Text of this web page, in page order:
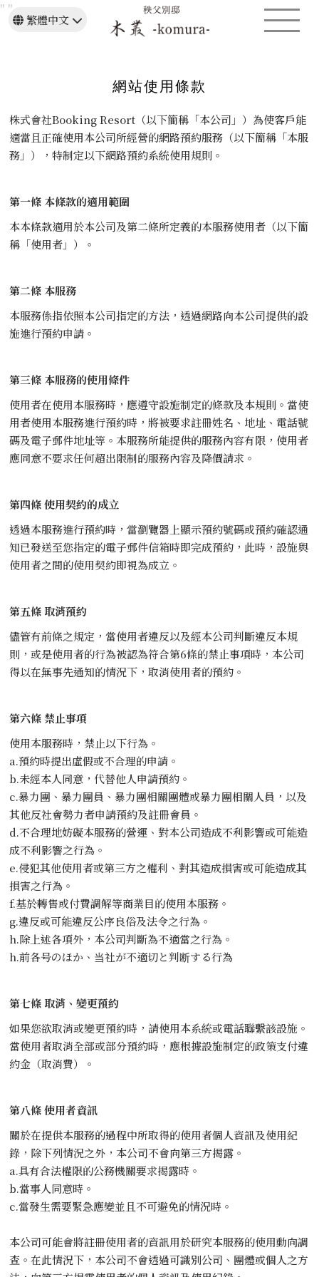
" "
繁體中文
網站使用條款
株式會社Booking Resort（以下簡稱「本公司」）為使客戶能
適當且正確使用本公司所經營的網路預約服務（以下簡稱「本服
務」），特制定以下網路預約系統使用規則。
第一條 本條款的適用範圍
本本條款適用於本公司及第二條所定義的本服務使用者（以下簡
稱「使用者」）。
第二條 本服務
本服務係指依照本公司指定的方法，透過網路向本公司提供的設
施進行預約申請。
第三條 本服務的使用條件
使用者在使用本服務時，應遵守設施制定的條款及本規則。當使
用者使用本服務進行預約時，將被要求註冊姓名、地址、電話號
碼及電子郵件地址等。本服務所能提供的服務內容有限，使用者
應同意不要求任何超出限制的服務內容及降價請求。
第四條 使用契約的成立
透過本服務進行預約時，當瀏覽器上顯示預約號碼或預約確認通
知已發送至您指定的電子郵件信箱時即完成預約，此時，設施與
使用者之間的使用契約即視為成立。
第五條 取消預約
儘管有前條之規定，當使用者違反以及經本公司判斷違反本規
則，或是使用者的行為被認為符合第6條的禁止事項時，本公司
得以在無事先通知的情況下，取消使用者的預約。
第六條 禁止事項
使用本服務時，禁止以下行為。
a.預約時提出虛假或不合理的申請。
b.未經本人同意，代替他人申請預約。
c.暴力團、暴力團員、暴力團相關團體或暴力團相關人員，以及
其他反社會勢力者申請預約及註冊會員。
d.不合理地妨礙本服務的營運、對本公司造成不利影響或可能造
成不利影響之行為。
e.侵犯其他使用者或第三方之權利、對其造成損害或可能造成其
損害之行為。
f.基於轉售或付費調解等商業目的使用本服務。
g.違反或可能違反公序良俗及法令之行為。
h.除上述各項外，本公司判斷為不適當之行為。
h.前各号のほか、当社が不適切と判断する行為
第七條 取消、變更預約
如果您欲取消或變更預約時，請使用本系統或電話聯繫該設施。
當使用者取消全部或部分預約時，應根據設施制定的政策支付違
約金（取消費）。
第八條 使用者資訊
關於在提供本服務的過程中所取得的使用者個人資訊及使用紀
錄，除下列情況之外，本公司不會向第三方揭露。
a.具有合法權限的公務機關要求揭露時。
b.當事人同意時。
c.當發生需要緊急應變並且不可避免的情況時。
本公司可能會將註冊使用者的資訊用於研究本服務的使用動向調
查。在此情況下，本公司不會透過可識別公司、團體或個人之方